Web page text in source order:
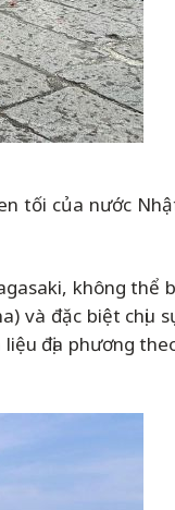
tối của nước
không thể
và đặc biệt chịu
địa phương